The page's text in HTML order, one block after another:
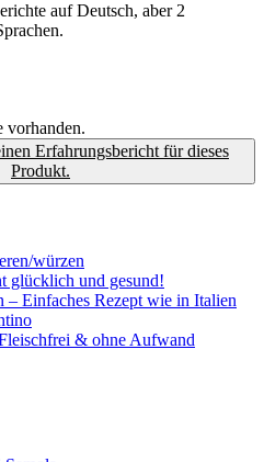
auf Deutsch, aber 2
vorhanden.
Erfahrungsbericht für dieses
Produkt.
würzen
glücklich und gesund!
– Einfaches Rezept wie in Italien
& ohne Aufwand